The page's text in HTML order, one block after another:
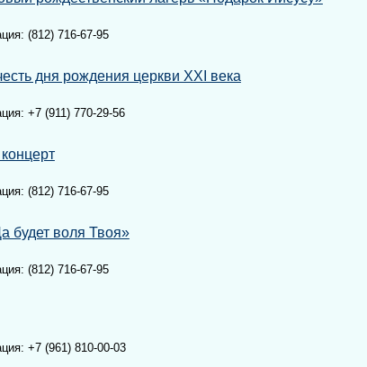
(812) 716-67-95
дня рождения церкви XXI века
+7 (911) 770-29-56
(812) 716-67-95
будет воля Твоя»
(812) 716-67-95
+7 (961) 810-00-03